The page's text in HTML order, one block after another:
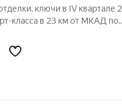
ключи в IV квартале
класса в 23 км от МКАД по
школы, детские сады,